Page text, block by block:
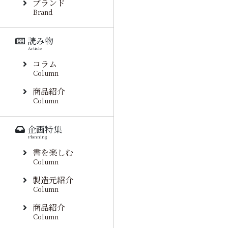
ブランド
Brand
読み物
Article
コラム
Column
商品紹介
Column
企画特集
Planning
書を楽しむ
Column
製造元紹介
Column
商品紹介
Column